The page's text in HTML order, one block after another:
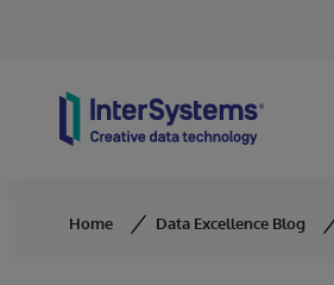
Home Data Excellence Blog